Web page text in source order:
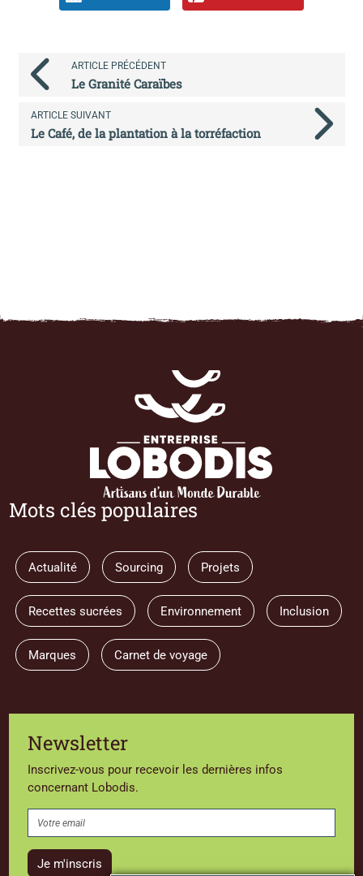
ARTICLE PRÉCÉDENT
Le Granité Caraïbes
ARTICLE SUIVANT
Le Café, de la plantation à la torréfaction
Mots clés populaires
Actualité Sourcing Projets
Recettes sucrées Environnement Inclusion
Marques Carnet de voyage
Newsletter
Inscrivez-vous pour recevoir les dernières infos
concernant Lobodis.
Je m'inscris